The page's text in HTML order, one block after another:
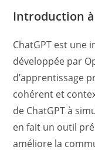
publication :
Introduction à
ChatGPT est une
développée par
d’apprentissage
cohérent et
de ChatGPT à
en fait un outil
améliore la